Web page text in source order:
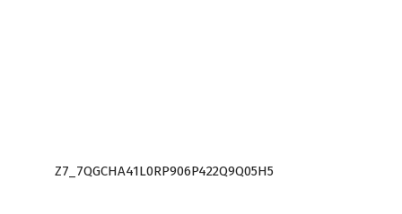
Z7_7QGCHA41L0RP906P422Q9Q05H5